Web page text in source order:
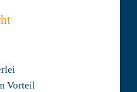
Vorteil